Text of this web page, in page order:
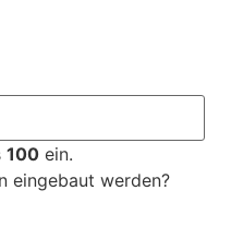
100 ein.
eingebaut werden?